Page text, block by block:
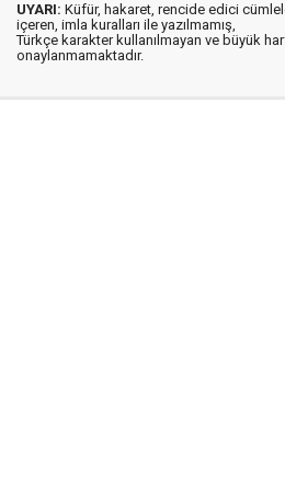
UYARI: Küfür, hakaret, rencide edici
içeren, imla kuralları ile yazılmamış,
Türkçe karakter kullanılmayan ve büyük
onaylanmamaktadır.